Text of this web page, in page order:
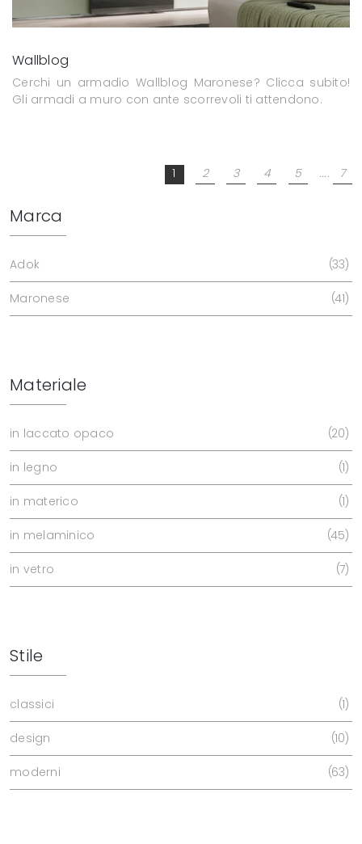
Wallblog
Cerchi un armadio Wallblog Maronese? Clicca subito!
Gli armadi a muro con ante scorrevoli ti attendono.
1 2 3 4 5 .... 7
Marca
Adok 33
Maronese 41
Materiale
in laccato opaco 20
in legno 1
in materico 1
in melaminico 45
in vetro 7
Stile
classici 1
design 10
moderni 63